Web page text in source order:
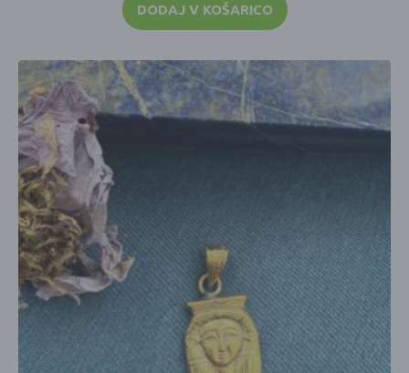
DODAJ V KOŠARICO